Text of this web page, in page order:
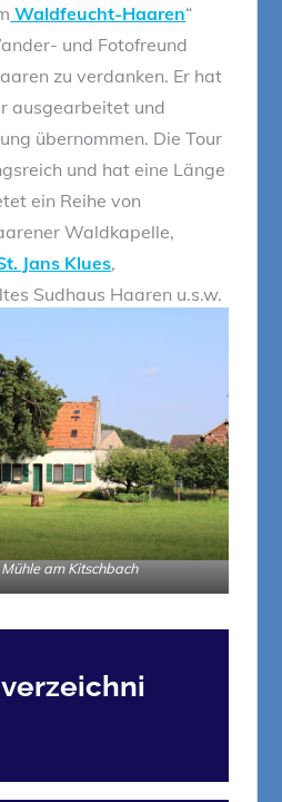
Waldfeucht-Haaren“
und Fotofreund
zu verdanken. Er hat
ausgearbeitet und
übernommen. Die Tour
und hat eine Länge
ein Reihe von
Waldkapelle,
Jans Klues,
Sudhaus Haaren u.s.w.
am Kitschbach